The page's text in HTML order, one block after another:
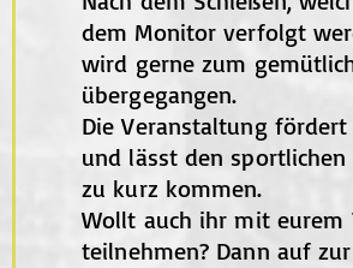
dem Monitor verfolgt
wird gerne zum
übergegangen.
Die Veranstaltung fördert
und lässt den
zu kurz kommen.
Wollt auch ihr mit eurem
teilnehmen? Dann auf zur